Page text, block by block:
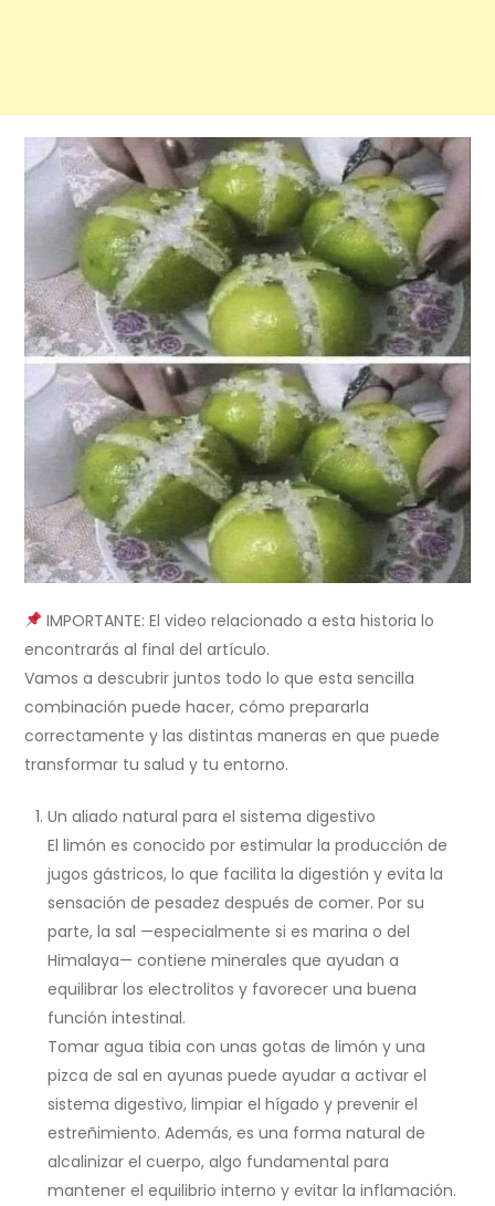
IMPORTANTE: El video relacionado a esta historia lo
encontrarás al final del artículo.
Vamos a descubrir juntos todo lo que esta sencilla
combinación puede hacer, cómo prepararla
correctamente y las distintas maneras en que puede
transformar tu salud y tu entorno.
Un aliado natural para el sistema digestivo
El limón es conocido por estimular la producción de
jugos gástricos, lo que facilita la digestión y evita la
sensación de pesadez después de comer. Por su
parte, la sal —especialmente si es marina o del
Himalaya— contiene minerales que ayudan a
equilibrar los electrolitos y favorecer una buena
función intestinal.
Tomar agua tibia con unas gotas de limón y una
pizca de sal en ayunas puede ayudar a activar el
sistema digestivo, limpiar el hígado y prevenir el
estreñimiento. Además, es una forma natural de
alcalinizar el cuerpo, algo fundamental para
mantener el equilibrio interno y evitar la inflamación.